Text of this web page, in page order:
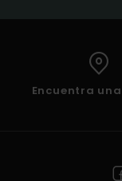
Encuentra